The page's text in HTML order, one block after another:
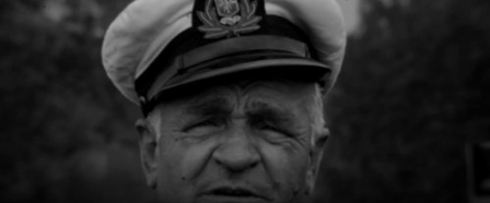
Relacje reporterskie